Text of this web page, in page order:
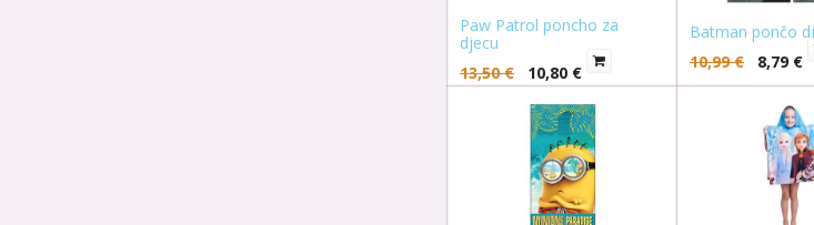
Paw Patrol poncho za
djecu
13,50€ 10,80 €
Batman pončo
10,99€ 8,79 €